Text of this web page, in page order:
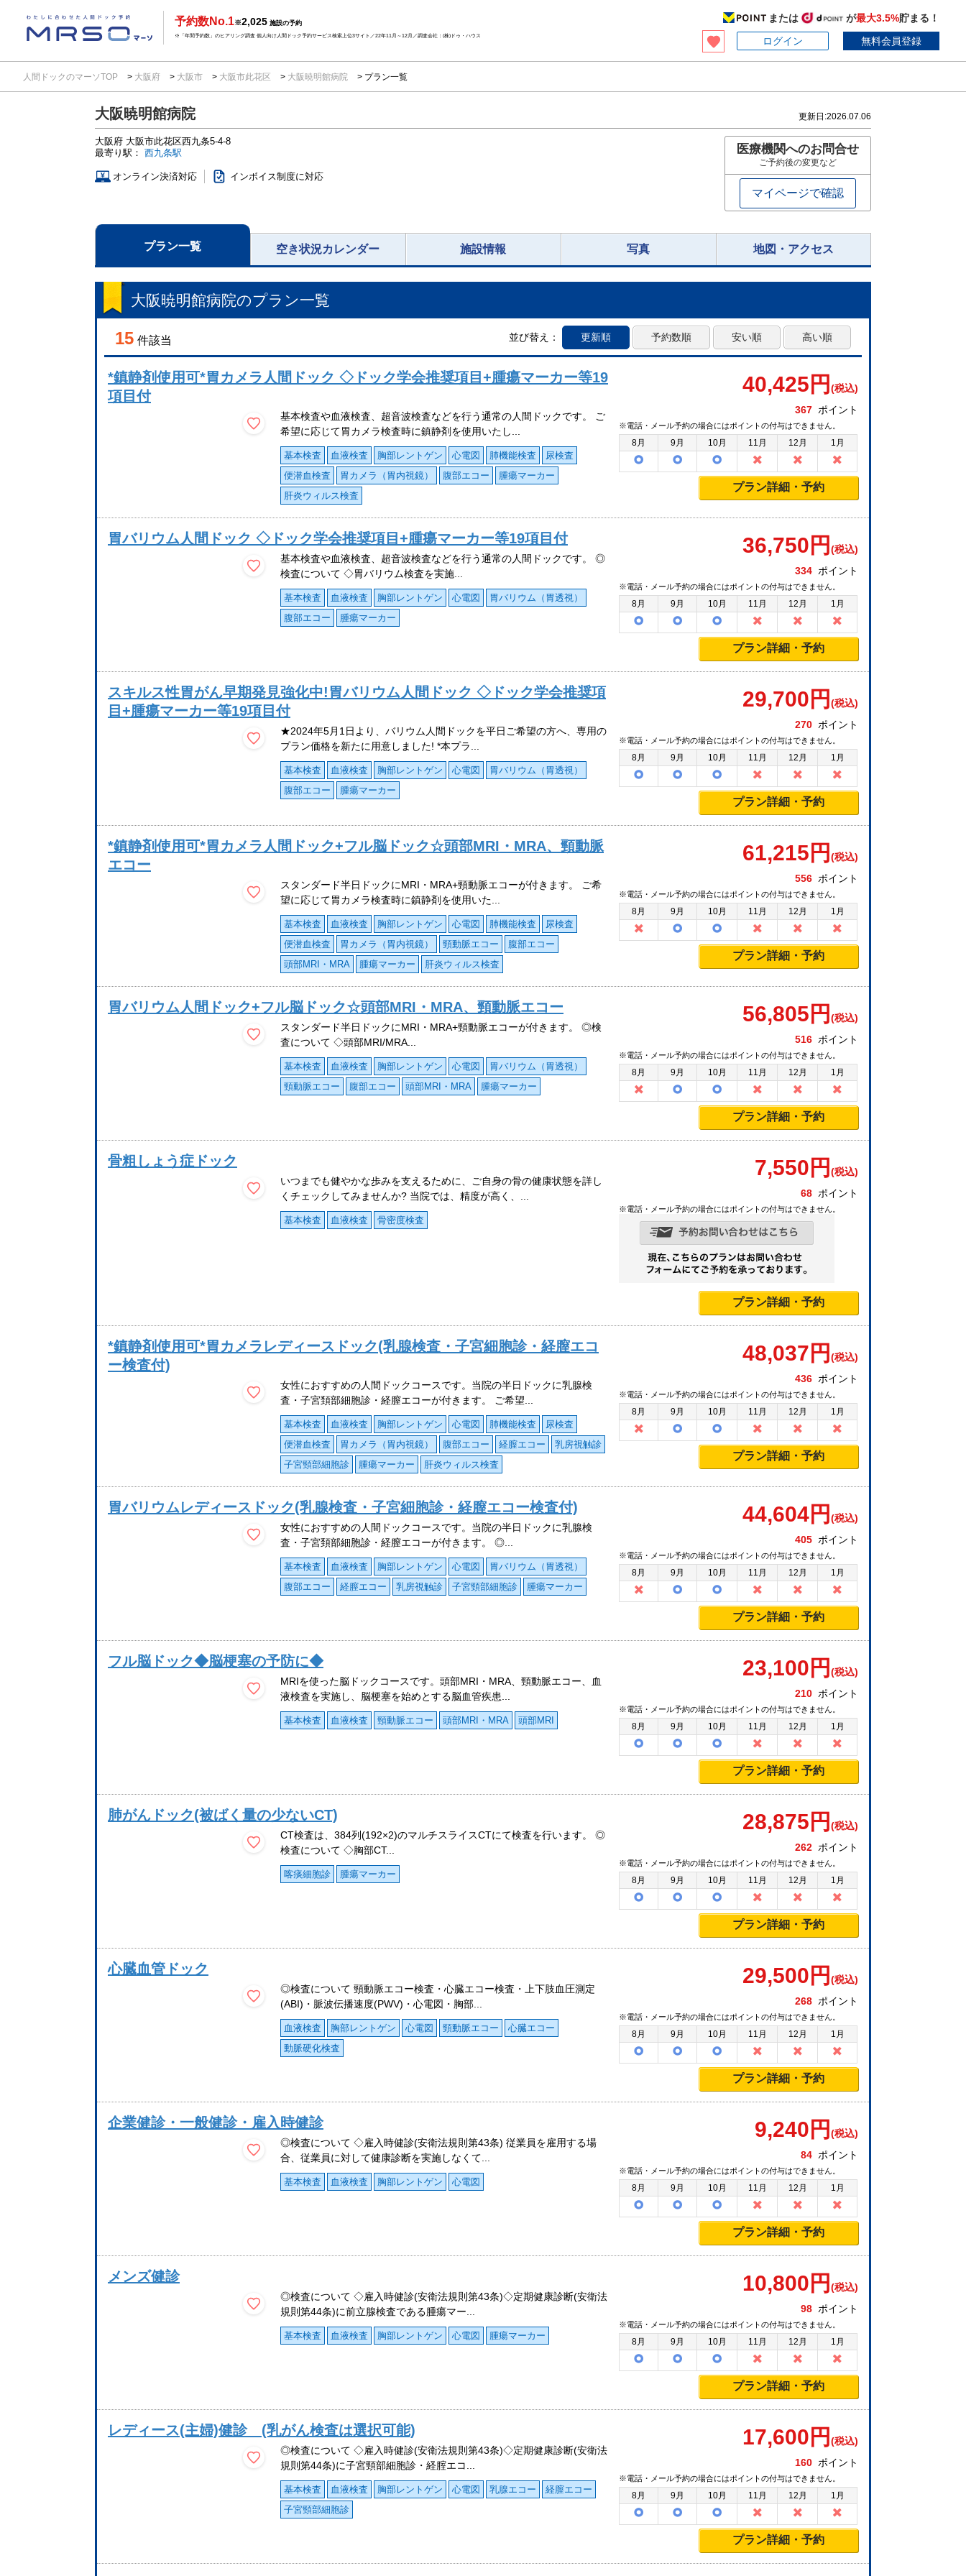
予約数No.1※2,025 施設の予約
※「年間予約数」のヒアリング調査 個人向け人間ドック予約サービス検索上位3サイト／22年11月～12月／調査会社：(株)ドゥ・ハウス
または が最大3.5%貯まる！
ログイン
無料会員登録
人間ドックのマーソTOP 大阪府 大阪市 大阪市此花区 大阪暁明館病院 プラン一覧
大阪暁明館病院 更新日:2026.07.06
大阪府 大阪市此花区西九条5-4-8
最寄り駅： 西九条駅
オンライン決済対応 インボイス制度に対応
医療機関へのお問合せ
ご予約後の変更など
マイページで確認
プラン一覧 空き状況カレンダー 施設情報 写真 地図・アクセス
大阪暁明館病院のプラン一覧
15 件該当 並び替え： 更新順 予約数順 安い順 高い順
*鎮静剤使用可*胃カメラ人間ドック ◇ドック学会推奨項目+腫瘍マーカー等19
項目付
基本検査や血液検査、超音波検査などを行う通常の人間ドックです。 ご
希望に応じて胃カメラ検査時に鎮静剤を使用いたし...
基本検査 血液検査 胸部レントゲン 心電図 肺機能検査
尿検査
便潜血検査
胃カメラ（胃内視鏡） 腹部エコー
腫瘍マーカー
肝炎ウィルス検査
40,425 円 (税込)
367 ポイント
※電話・メール予約の場合にはポイントの付与はできません。
8月 9月 10月 11月 12月 1月
プラン詳細・予約
胃バリウム人間ドック ◇ドック学会推奨項目+腫瘍マーカー等19項目付
基本検査や血液検査、超音波検査などを行う通常の人間ドックです。 ◎
検査について ◇胃バリウム検査を実施...
基本検査 血液検査 胸部レントゲン 心電図
胃バリウム（胃透視）
腹部エコー
腫瘍マーカー
36,750 円 (税込)
334 ポイント
※電話・メール予約の場合にはポイントの付与はできません。
8月 9月 10月 11月 12月 1月
プラン詳細・予約
スキルス性胃がん早期発見強化中!胃バリウム人間ドック ◇ドック学会推奨項
目+腫瘍マーカー等19項目付
★2024年5月1日より、バリウム人間ドックを平日ご希望の方へ、専用の
プラン価格を新たに用意しました! *本プラ...
基本検査 血液検査 胸部レントゲン 心電図
胃バリウム（胃透視）
腹部エコー
腫瘍マーカー
29,700 円 (税込)
270 ポイント
※電話・メール予約の場合にはポイントの付与はできません。
8月 9月 10月 11月 12月 1月
プラン詳細・予約
*鎮静剤使用可*胃カメラ人間ドック+フル脳ドック☆頭部MRI・MRA、頸動脈
エコー
スタンダード半日ドックにMRI・MRA+頸動脈エコーが付きます。 ご希
望に応じて胃カメラ検査時に鎮静剤を使用いた...
基本検査 血液検査 胸部レントゲン 心電図 肺機能検査
尿検査
便潜血検査
胃カメラ（胃内視鏡） 頸動脈エコー
腹部エコー
頭部MRI・MRA
腫瘍マーカー 肝炎ウィルス検査
61,215 円 (税込)
556 ポイント
※電話・メール予約の場合にはポイントの付与はできません。
8月 9月 10月 11月 12月 1月
プラン詳細・予約
胃バリウム人間ドック+フル脳ドック☆頭部MRI・MRA、頸動脈エコー
スタンダード半日ドックにMRI・MRA+頸動脈エコーが付きます。 ◎検
査について ◇頭部MRI/MRA...
基本検査 血液検査 胸部レントゲン 心電図
胃バリウム（胃透視）
頸動脈エコー
腹部エコー 頭部MRI・MRA 腫瘍マーカー
56,805 円 (税込)
516 ポイント
※電話・メール予約の場合にはポイントの付与はできません。
8月 9月 10月 11月 12月 1月
プラン詳細・予約
骨粗しょう症ドック
いつまでも健やかな歩みを支えるために、ご自身の骨の健康状態を詳し
くチェックしてみませんか? 当院では、精度が高く、...
基本検査 血液検査 骨密度検査
7,550 円 (税込)
68 ポイント
※電話・メール予約の場合にはポイントの付与はできません。
プラン詳細・予約
*鎮静剤使用可*胃カメラレディースドック(乳腺検査・子宮細胞診・経膣エコ
ー検査付)
女性におすすめの人間ドックコースです。当院の半日ドックに乳腺検
査・子宮頚部細胞診・経膣エコーが付きます。 ご希望...
基本検査 血液検査 胸部レントゲン 心電図 肺機能検査
尿検査
便潜血検査
胃カメラ（胃内視鏡） 腹部エコー 経膣エコー
乳房視触診
子宮頸部細胞診
腫瘍マーカー 肝炎ウィルス検査
48,037 円 (税込)
436 ポイント
※電話・メール予約の場合にはポイントの付与はできません。
8月 9月 10月 11月 12月 1月
プラン詳細・予約
胃バリウムレディースドック(乳腺検査・子宮細胞診・経膣エコー検査付)
女性におすすめの人間ドックコースです。当院の半日ドックに乳腺検
査・子宮頚部細胞診・経膣エコーが付きます。 ◎...
基本検査 血液検査 胸部レントゲン 心電図
胃バリウム（胃透視）
腹部エコー
経膣エコー 乳房視触診 子宮頸部細胞診 腫瘍マーカー
44,604円 (税込)
405 ポイント
※電話・メール予約の場合にはポイントの付与はできません。
8月 9月 10月 11月 12月 1月
プラン詳細・予約
フル脳ドック◆脳梗塞の予防に◆
MRIを使った脳ドックコースです。頭部MRI・MRA、頸動脈エコー、血
液検査を実施し、脳梗塞を始めとする脳血管疾患...
基本検査 血液検査 頸動脈エコー 頭部MRI・MRA 頭部MRI
23,100 円 (税込)
210 ポイント
※電話・メール予約の場合にはポイントの付与はできません。
8月 9月 10月 11月 12月 1月
プラン詳細・予約
肺がんドック(被ばく量の少ないCT)
CT検査は、384列(192×2)のマルチスライスCTにて検査を行います。 ◎
検査について ◇胸部CT...
喀痰細胞診 腫瘍マーカー
28,875 円 (税込)
262 ポイント
※電話・メール予約の場合にはポイントの付与はできません。
8月 9月 10月 11月 12月 1月
プラン詳細・予約
心臓血管ドック
◎検査について 頸動脈エコー検査・心臓エコー検査・上下肢血圧測定
(ABI)・脈波伝播速度(PWV)・心電図・胸部...
血液検査 胸部レントゲン 心電図 頸動脈エコー
心臓エコー
動脈硬化検査
29,500 円 (税込)
268 ポイント
※電話・メール予約の場合にはポイントの付与はできません。
8月 9月 10月 11月 12月 1月
プラン詳細・予約
企業健診・一般健診・雇入時健診
◎検査について ◇雇入時健診(安衛法規則第43条) 従業員を雇用する場
合、従業員に対して健康診断を実施しなくて...
基本検査 血液検査 胸部レントゲン 心電図
9,240 円 (税込)
84 ポイント
※電話・メール予約の場合にはポイントの付与はできません。
8月 9月 10月 11月 12月 1月
プラン詳細・予約
メンズ健診
◎検査について ◇雇入時健診(安衛法規則第43条)◇定期健康診断(安衛法
規則第44条)に前立腺検査である腫瘍マー...
基本検査 血液検査 胸部レントゲン 心電図 腫瘍マーカー
10,800 円 (税込)
98 ポイント
※電話・メール予約の場合にはポイントの付与はできません。
8月 9月 10月 11月 12月 1月
プラン詳細・予約
レディース(主婦)健診 (乳がん検査は選択可能)
◎検査について ◇雇入時健診(安衛法規則第43条)◇定期健康診断(安衛法
規則第44条)に子宮頸部細胞診・経腟エコ...
基本検査 血液検査 胸部レントゲン 心電図 乳腺エコー
経膣エコー
子宮頸部細胞診
17,600 円 (税込)
160 ポイント
※電話・メール予約の場合にはポイントの付与はできません。
8月 9月 10月 11月 12月 1月
プラン詳細・予約